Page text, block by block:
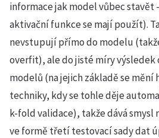
informace jak model vůbec stavět
aktivační funkce se mají použít).
nevstupují přímo do modelu
overfit), ale do jisté míry výsledek
modelů (na jejich základě se mění
techniky, kdy se tohle děje
k-fold validace), takže dává
ve formě třetí testovací sady dat